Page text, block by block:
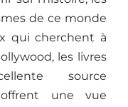
de ce monde
qui cherchent à
les livres
source
offrent une vue